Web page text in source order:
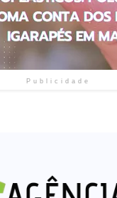
Publicidade